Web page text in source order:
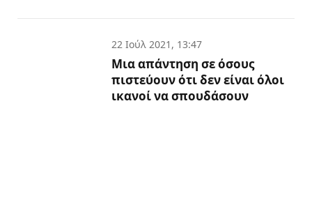
22 Ιούλ 2021, 13:47
Μια απάντηση σε όσους
πιστεύουν ότι δεν είναι όλοι
ικανοί να σπουδάσουν